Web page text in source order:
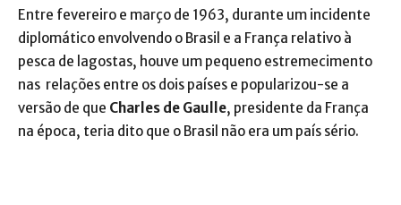
Entre fevereiro e março de 1963, durante um incidente
diplomático envolvendo o Brasil e a França relativo à
pesca de lagostas, houve um pequeno estremecimento
nas relações entre os dois países e popularizou-se a
versão de que Charles de Gaulle, presidente da França
na época, teria dito que o Brasil não era um país sério.